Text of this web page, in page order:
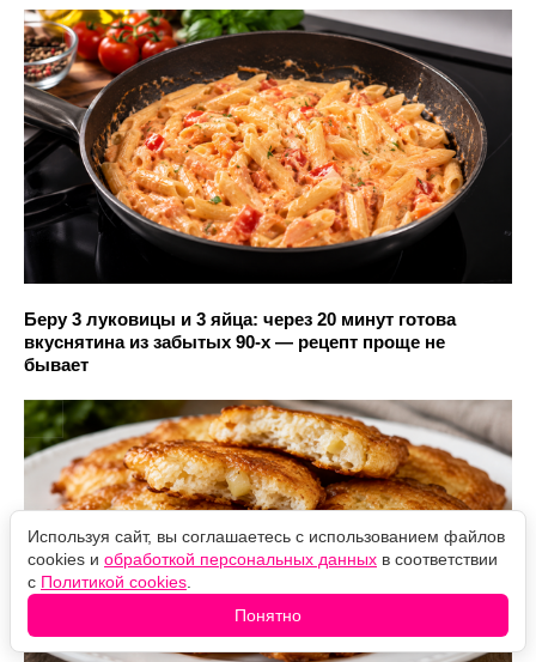
Беру 3 луковицы и 3 яйца: через 20 минут готова
вкуснятина из забытых 90-х — рецепт проще не
бывает
Используя сайт, вы соглашаетесь с использованием файлов
cookies и обработкой персональных данных в соответствии
с Политикой cookies
Понятно